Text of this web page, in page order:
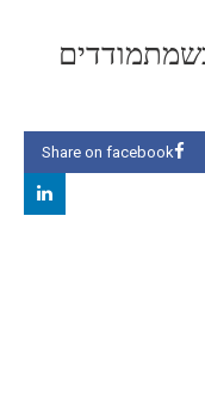
Share on facebook